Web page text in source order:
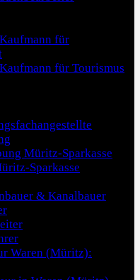
für
für Tourismus
Müritz-Sparkasse
Sparkasse
& Kanalbauer
Waren (Müritz):